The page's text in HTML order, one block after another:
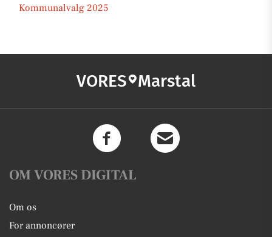
Kommunalvalg 2025
VORES Marstal
OM VORES DIGITAL
Om os
For annoncører